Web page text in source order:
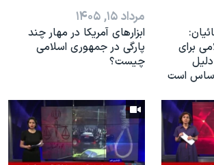
برای
است
مرداد ۱۵, ۱۴۰۵
ابزارهای آمریکا در مهار چند
پارگی در جمهوری اسلامی
چیست؟